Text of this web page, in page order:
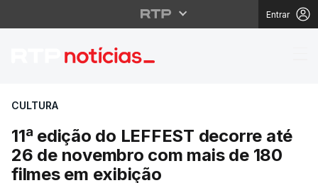
Entrar
11ª edição do
CULTURA
11ª edição do LEFFEST decorre até
26 de novembro com mais de 180
filmes em exibição